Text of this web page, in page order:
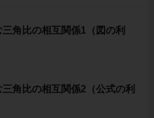
角比の相互関係1（図の利
角比の相互関係2（公式の利